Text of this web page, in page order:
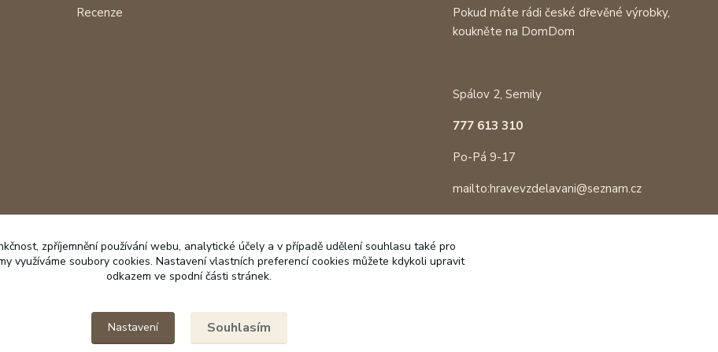
Recenze
Pokud máte rádi české dřevěné výrobky,
koukněte na DomDom
Spálov 2, Semily
777 613 310
Po-Pá 9-17
mailto:hravevzdelavani@seznam.cz
zpříjemnění používání webu, analytické účely a v případě udělení souhlasu také pro
využíváme soubory cookies. Nastavení vlastních preferencí cookies můžete kdykoli upravit
odkazem ve spodní části stránek.
Nastavení Souhlasím